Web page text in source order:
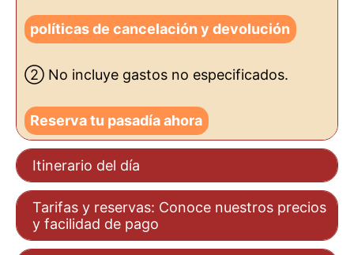
políticas de cancelación y devolución
② No incluye gastos no especificados.
Reserva tu pasadía ahora
Itinerario del día
Tarifas y reservas: Conoce nuestros precios
y facilidad de pago